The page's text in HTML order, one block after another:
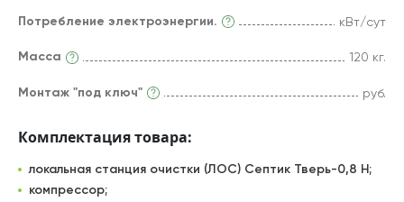
Потребление электроэнергии. кВт/сут
Масса 120 кг.
Монтаж "под ключ" руб.
Комплектация товара:
локальная станция очистки (ЛОС) Септик Тверь-0,8 Н;
компрессор;